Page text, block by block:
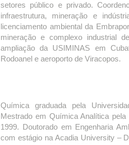
setores público e privado.
infraestrutura, mineração e
licenciamento ambiental da
mineração e complexo industrial
ampliação da USIMINAS em
Rodoanel e aeroporto de Viracopos.
Química graduada pela
Mestrado em Química Analítica
1999. Doutorado em Engenharia
com estágio na Acadia University –